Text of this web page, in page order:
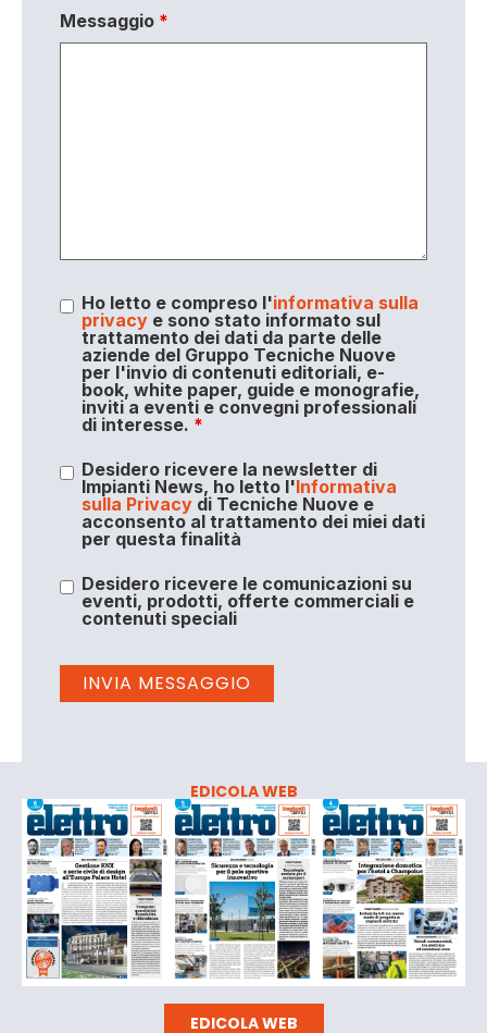
Messaggio *
Ho letto e compreso l'informativa sulla
privacye sono stato informato sul
trattamento dei dati da parte delle
aziende del Gruppo Tecniche Nuove
per l'invio di contenuti editoriali, e-
book, white paper, guide e monografie,
inviti a eventi e convegni professionali
di interesse. *
Desidero ricevere la newsletter di
Impianti News, ho letto l'Informativa
sulla Privacydi Tecniche Nuove e
acconsento al trattamento dei miei dati
per questa finalità
Desidero ricevere le comunicazioni su
eventi, prodotti, offerte commerciali e
contenuti speciali
EDICOLA WEB
EDICOLA WEB